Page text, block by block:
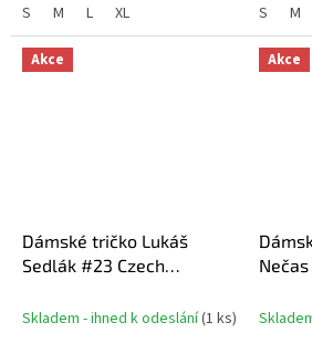
S M L XL S M
Akce
Dámské tričko Lukáš
Sedlák #23 Czech
Red
Skladem - ihned k odeslání(1 ks)
Akce